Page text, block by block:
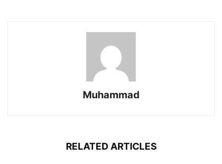
Muhammad
RELATED ARTICLES